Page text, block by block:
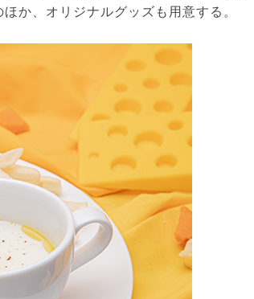
か、オリジナルグッズも用意する。